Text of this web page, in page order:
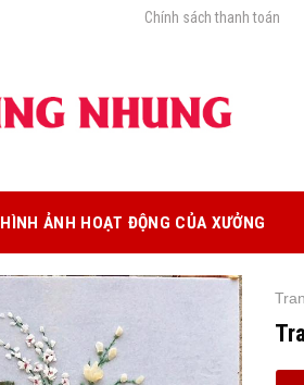
Chính sách thanh toán
HÌNH ẢNH HOẠT ĐỘNG CỦA XƯỞNG